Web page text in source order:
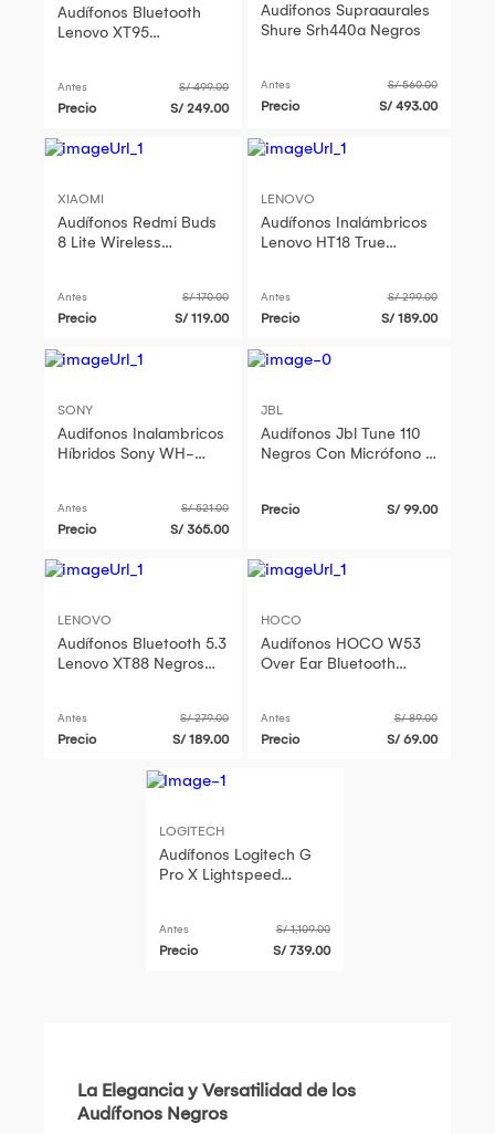
Audífonos Bluetooth
Lenovo XT95
Antes S/ 499.00
Precio S/ 249.00
Audifonos Supraaurales
Shure Srh440a Negros
Antes S/ 560.00
Precio S/ 493.00
XIAOMI
Audífonos Redmi Buds
8 Lite Wireless
Antes S/ 170.00
Precio S/ 119.00
LENOVO
Audífonos Inalámbricos
Lenovo HT18 True
Antes S/ 299.00
Precio S/ 189.00
SONY
Audifonos Inalambricos
Híbridos Sony WH-
Antes S/ 521.00
Precio S/ 365.00
JBL
Audífonos Jbl Tune 110
Negros Con Micrófono Y
Precio S/ 99.00
LENOVO
Audífonos Bluetooth 5.3
Lenovo XT88 Negros
de Regalo
Antes S/ 279.00
Precio S/ 189.00
HOCO
Audífonos HOCO W53
Over Ear Bluetooth
Recargable Negros
Antes S/ 89.00
Precio S/ 69.00
LOGITECH
Audífonos Logitech G
Pro X Lightspeed
de Sonido
Antes S/ 1,109.00
Precio S/ 739.00
La Elegancia y Versatilidad de los
Audífonos Negros